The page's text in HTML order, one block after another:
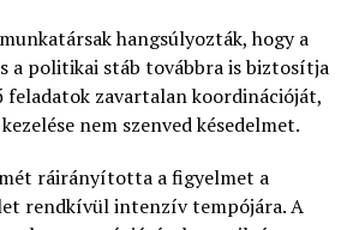
hangsúlyozták, hogy a
a politikai stáb továbbra is biztosítja
feladatok zavartalan koordinációját,
nem szenved késedelmet.
ráirányította a figyelmet a
rendkívül intenzív tempójára. A